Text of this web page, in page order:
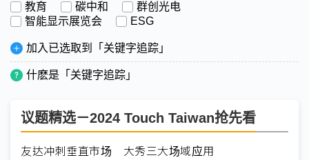
教育 碳中和
群创光电
智能显示展览会
ESG
加入已选取到「关键字追踪」
什麽是「关键字追踪」
议题精选－2024 Touch Taiwan抢先看
友达冲刺垂直市场 大秀三大场域应用